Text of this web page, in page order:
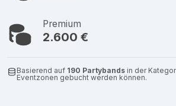
Premium
2.600 €
Basierend auf 190 Partybands in der
Eventzonen gebucht werden können.